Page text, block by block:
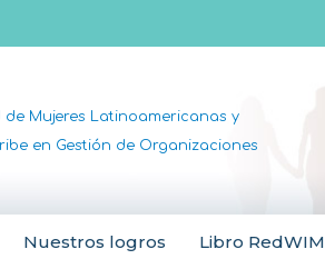
de Mujeres Latinoamericanas y
en Gestión de Organizaciones
Nuestros logros Libro RedWIM